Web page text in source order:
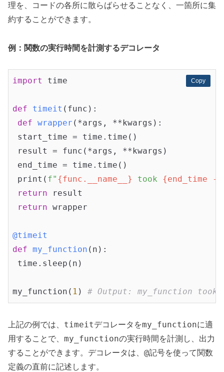
理を、コードの各所に散らばらせることなく、一箇所に集
約することができます。
例：関数の実行時間を計測するデコレータ
Copy
Copy
import time
def timeit (func) :
def wrapper (*args, **kwargs) :
start_time = time.time()
result = func(*args, **kwargs)
end_time = time.time()
print( f" {func.__name__} took {end_time -
return result
return wrapper
@timeit
def my_function (n) :
time.sleep(n)
my_function( 1 ) # Output: my_function took
上記の例では、 timeitデコレータをmy_functionに適
用することで、 my_functionの実行時間を計測し、出力
することができます。デコレータは、 @記号を使って関数
定義の直前に記述します。